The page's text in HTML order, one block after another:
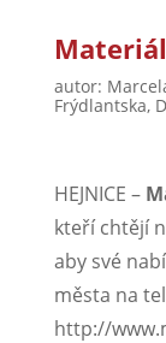
autor:
Frýdlantska,
HEJNICE –
kteří chtějí
aby své
města na
http://